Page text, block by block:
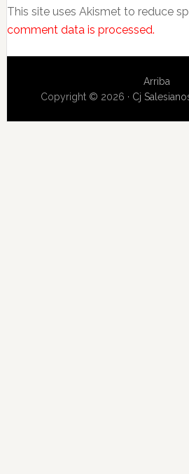
This site uses Akismet to reduce
comment data is processed.
Arriba
Copyright © 2026 · Cj